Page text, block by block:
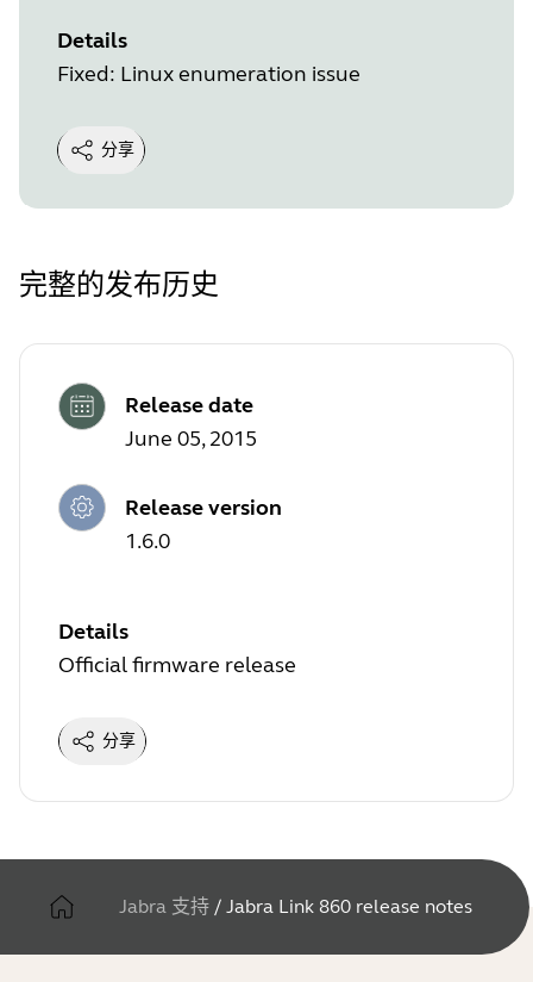
Details
Fixed: Linux enumeration issue
分享
完整的发布历史
Release date
June 05, 2015
Release version
1.6.0
Details
Official firmware release
分享
Jabra 支持 / Jabra Link 860 release notes